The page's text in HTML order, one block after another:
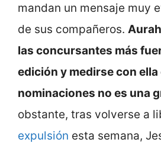
mandan un mensaje muy
de sus compañeros.
las concursantes más
edición y medirse con ella
nominaciones no es una
obstante, tras volverse a
expulsión esta semana,